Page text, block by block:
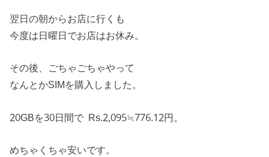
翌日の朝からお店に行くも
今度は日曜日でお店はお休み。
その後、ごちゃごちゃやって
なんとかSIMを購入しました。
20GBを30日間で Rs.2,095≒776.12円。
めちゃくちゃ安いです。